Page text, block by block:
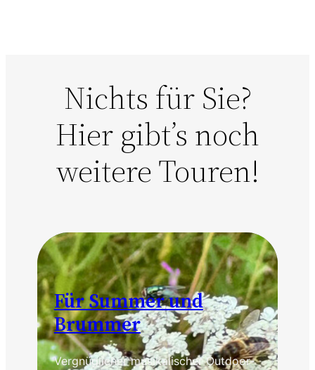
Nichts für Sie?
Hier gibt’s noch
weitere Touren!
Für Summer und
Brummer
Vergnüglicher musikalischer Outdoor-